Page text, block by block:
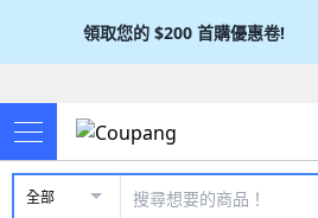
領取您的 $200 首購優惠卷!
全部